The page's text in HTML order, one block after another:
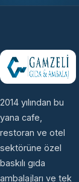
2014 yılından bu
yana cafe,
restoran ve otel
sektörüne özel
baskılı gıda
ambalajları ve tek